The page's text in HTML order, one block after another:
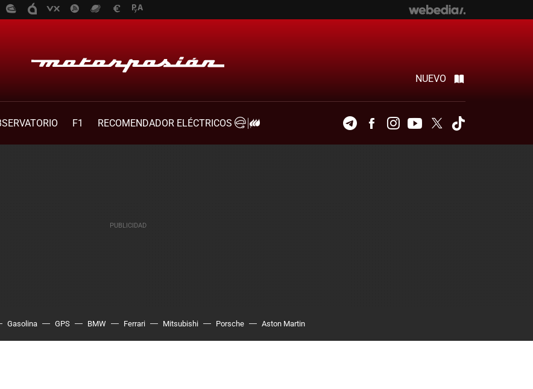
NUEVO
F1
RECOMENDADOR ELÉCTRICOS
TelegramFacebookInstagramYoutubeTwitter
Gasolina GPS BMW Ferrari Mitsubishi Porsche Aston Martin